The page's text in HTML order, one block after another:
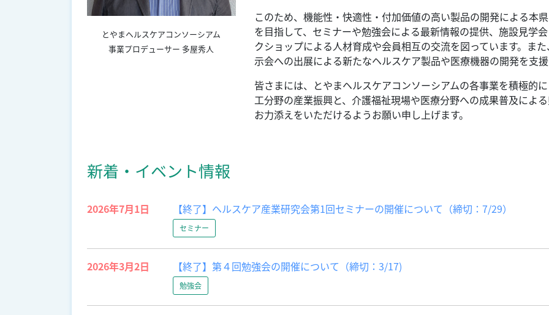
とやまヘルスケアコンソーシアム
事業プロデューサー 多屋秀人
このため、機能性・快適性・付加価値の高い製品の開発による本
を目指して、セミナーや勉強会による最新情報の提供、施設見学
クショップによる人材育成や会員相互の交流を図っています。ま
示会への出展による新たなヘルスケア製品や医療機器の開発を支
皆さまには、とやまヘルスケアコンソーシアムの各事業を積極的
工分野の産業振興と、介護福祉現場や医療分野への成果普及によ
お力添えをいただけるようお願い申し上げます。
新着・イベント情報
2026年7月1日 【終了】ヘルスケア産業研究会第1回セミナーの開催について（締切：7/29）
セミナー
2026年3月2日 【終了】第４回勉強会の開催について（締切：3/17)
勉強会